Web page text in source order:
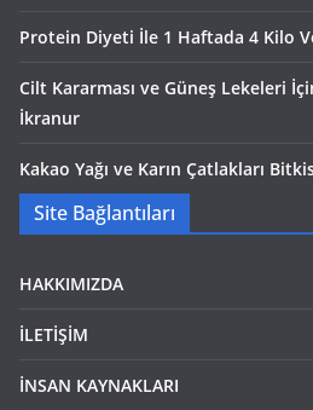
Protein Diyeti İle 1 Haftada 4 Kilo
Cilt Kararması ve Güneş Lekeleri
İkranur
Kakao Yağı ve Karın Çatlakları
Site Bağlantıları
HAKKIMIZDA
İLETİŞİM
İNSAN KAYNAKLARI